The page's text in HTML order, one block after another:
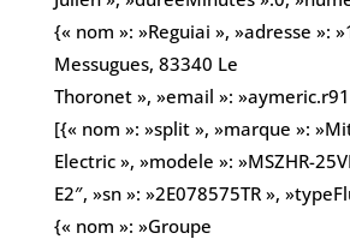
{« nom »: »Reguiai », »adresse »:
Messugues, 83340 Le
Thoronet », »email »:
[{« nom »: »split », »marque »:
Electric », »modele »: »MSZHR-
E2″, »sn »: »2E078575TR »,
{« nom »: »Groupe